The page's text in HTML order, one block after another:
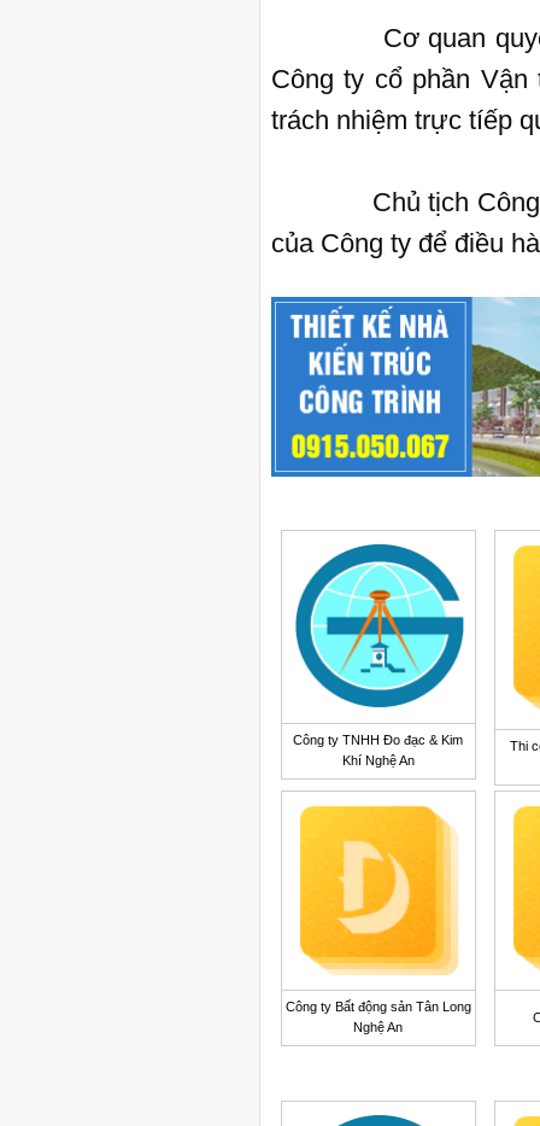
Cơ quan quyết
Công ty cổ phần
trách nhiệm trực tíếp
Chủ tịch Công ty
của Công ty để điều
Công ty TNHH Đo đạc & Kim
Khí Nghệ An
Thi
Công ty Bất động sản Tân Long
Nghệ An